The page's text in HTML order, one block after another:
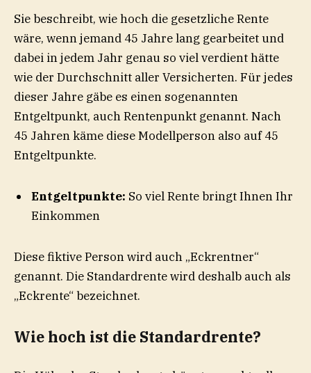
Sie beschreibt, wie hoch die gesetzliche Rente
wäre, wenn jemand 45 Jahre lang gearbeitet und
dabei in jedem Jahr genau so viel verdient hätte
wie der Durchschnitt aller Versicherten. Für jedes
dieser Jahre gäbe es einen sogenannten
Entgeltpunkt, auch Rentenpunkt genannt. Nach
45 Jahren käme diese Modellperson also auf 45
Entgeltpunkte.
Entgeltpunkte: So viel Rente bringt Ihnen Ihr
Einkommen
Diese fiktive Person wird auch „Eckrentner“
genannt. Die Standardrente wird deshalb auch als
„Eckrente“ bezeichnet.
Wie hoch ist die Standardrente?